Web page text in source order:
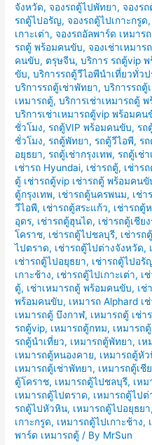
จังหวัด,จองรถตู้ไปพัทยา,จองร
รถตู้ไปอรัญ,จองรถตู้ไปเกาะกรูด
เกาะเต่า,จองรถอัลพาร์ด เหมาร
รถตู้ พร้อมคนขับ,จองเช่าเหมาร
คนขับ, ตรุษจีน,บริการ รถตู้vip
ขับ,บริการรถตู้วีไอพีนำเที่ยวทั่วป
บริการรถตู้เช่าพัทยา,บริการรถตู้
เหมารถตู้,บริการเช่าเหมารถตู้
บริการเช่าเหมารถตู้vip พร้อมคน
ชั่วโมง,รถตู้VIP พร้อมคนขับ,รถ
ชั่วโมง,รถตู้พัทยา,รถตู้วีไอพี,ร
อยุธยา,รถตู้เช่ากรุงเทพ,รถตู้เช่
เช่ารถ Hyundai, เช่ารถตู้, เช่าร
ตู้ เช่ารถตู้vip เช่ารถตู้ พร้อมคนขั
ตู้กรุงเทพ, เช่ารถตู้นครพนม, เช่า
วีไอพี, เช่ารถตู้สระแก้ว, เช่ารถตู้
อุดร, เช่ารถตู้ฮุนได, เช่ารถตู้เชีย
โคราช, เช่ารถตู้ไปชลบุรี, เช่ารถ
ไปตราด, เช่ารถตู้ไปต่างจังหวัด,
เช่ารถตู้ไปอยุธยา, เช่ารถตู้ไปอรั
เกาะช้าง, เช่ารถตู้ไปเกาะเต่า, เ
ตู้, เช่าเหมารถตู้ พร้อมคนขับ, เช่
พร้อมคนขับ, เหมารถ Alphard เ
เหมารถตู้ บึงกาฬ, เหมารถตู้ เช่
รถตู้vip, เหมารถตู้กทม, เหมารถ
รถตู้นำเที่ยว, เหมารถตู้พัทยา, เห
เหมารถตู้หนองคาย, เหมารถตู้หั
เหมารถตู้เช่าพัทยา, เหมารถตู้เชี
ตู้โคราช, เหมารถตู้ไปชลบุรี, เห
เหมารถตู้ไปตราด, เหมารถตู้ไปต่
รถตู้ไปหัวหิน, เหมารถตู้ไปอยุธยา,
เกาะกรูด, เหมารถตู้ไปเกาะช้าง,
พาร์ด เหมารถตู้ / By MrSun